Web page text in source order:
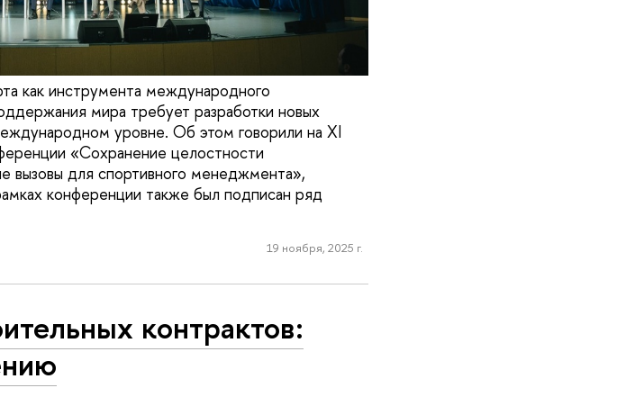
как инструмента международного
мира требует разработки новых
уровне. Об этом говорили на XI
«Сохранение целостности
вызовы для спортивного менеджмента»,
конференции также был подписан ряд
19 ноября, 2025 г.
контрактов: